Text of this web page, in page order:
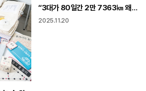
“3대가 80일간 2만 7363㎞ 왜 전기차로? 남들 안 하는 도전 해야죠”
2025.11.20